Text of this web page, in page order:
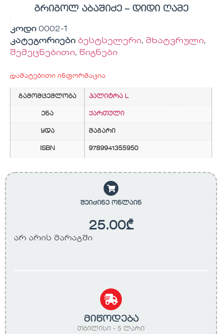
გრიგოლ აბაშიძე – დიდი ღამე
კოდი 0002-1
კატეგორიები ბესტსელერი, მხატვრული,
შემეცნებითი, წიგნები
დამატებითი ინფორმაცია
გამომცემლობა პალიტრა L
ენა ქართული
ყდა მაგარი
ISBN 9789941355950
შეიძინე ონლაინ
25.00₾
არ არის მარაგში
მიწოდება
თბილისი - 5 ლარი